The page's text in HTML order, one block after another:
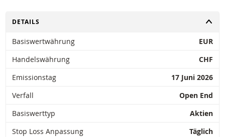
UMSCHALTEN
DETAILS
Basiswertwährung
EUR
Handelswährung
CHF
Emissionstag
17 Juni 2026
Verfall
Open End
Basiswerttyp
Aktien
Stop Loss Anpassung
Täglich